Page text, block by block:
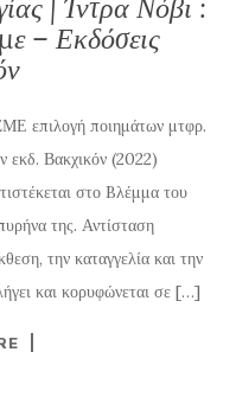
– Εκδόσεις
ποιημάτων μτφρ.
εκδ. Βακχικόν (2022)
στο Bλέμμα του
της. Αντίσταση
την καταγγελία και την
και κορυφώνεται σε […]